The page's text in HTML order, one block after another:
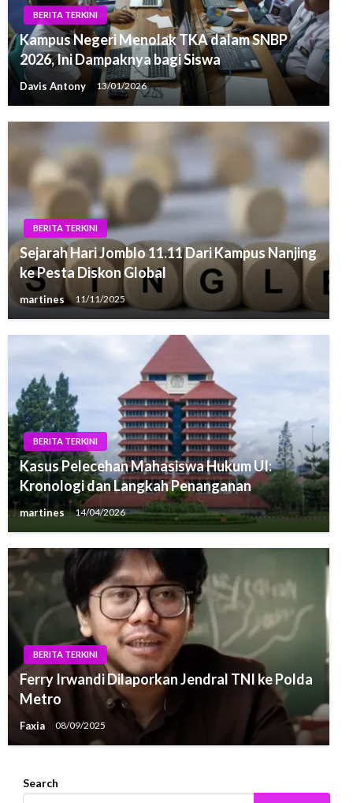
BERITA TERKINI
Kampus Negeri Menolak TKA dalam SNBP
2026, Ini Dampaknya bagi Siswa
Davis Antony 13/01/2026
BERITA TERKINI
Sejarah Hari Jomblo 11.11 Dari Kampus Nanjing
ke Pesta Diskon Global
martines 11/11/2025
BERITA TERKINI
Kasus Pelecehan Mahasiswa Hukum UI:
Kronologi dan Langkah Penanganan
martines 14/04/2026
BERITA TERKINI
Ferry Irwandi Dilaporkan Jendral TNI ke Polda
Metro
Faxia 08/09/2025
Search